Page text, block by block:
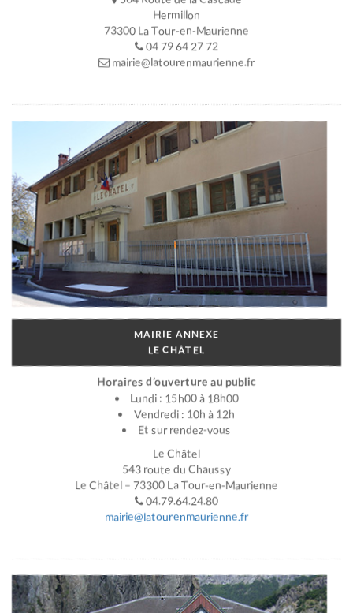
Hermillon
73300 La Tour-en-Maurienne
04 79 64 27 72
mairie@latourenmaurienne.fr
MAIRIE ANNEXE
LE CHÂTEL
Horaires d’ouverture au public
Lundi : 15h00 à 18h00
Vendredi : 10h à 12h
Et sur rendez-vous
Le Châtel
543 route du Chaussy
Le Châtel – 73300 La Tour-en-Maurienne
04.79.64.24.80
mairie@latourenmaurienne.fr